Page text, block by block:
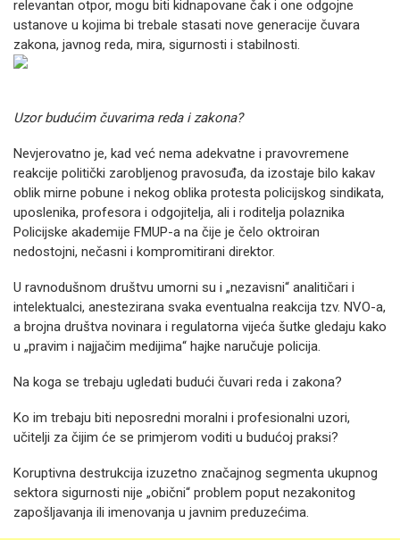
relevantan otpor, mogu biti kidnapovane čak i one odgojne
ustanove u kojima bi trebale stasati nove generacije čuvara
zakona, javnog reda, mira, sigurnosti i stabilnosti.
Uzor budućim čuvarima reda i zakona?
Nevjerovatno je, kad već nema adekvatne i pravovremene
reakcije politički zarobljenog pravosuđa, da izostaje bilo kakav
oblik mirne pobune i nekog oblika protesta policijskog sindikata,
uposlenika, profesora i odgojitelja, ali i roditelja polaznika
Policijske akademije FMUP-a na čije je čelo oktroiran
nedostojni, nečasni i kompromitirani direktor.
U ravnodušnom društvu umorni su i „nezavisni“ analitičari i
intelektualci, anestezirana svaka eventualna reakcija tzv. NVO-a,
a brojna društva novinara i regulatorna vijeća šutke gledaju kako
u „pravim i najjačim medijima“ hajke naručuje policija.
Na koga se trebaju ugledati budući čuvari reda i zakona?
Ko im trebaju biti neposredni moralni i profesionalni uzori,
učitelji za čijim će se primjerom voditi u budućoj praksi?
Koruptivna destrukcija izuzetno značajnog segmenta ukupnog
sektora sigurnosti nije „obični“ problem poput nezakonitog
zapošljavanja ili imenovanja u javnim preduzećima.